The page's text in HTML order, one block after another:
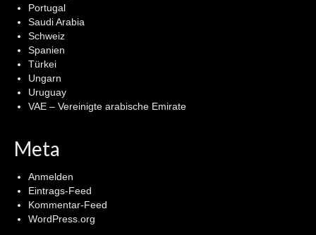
Portugal
Saudi Arabia
Schweiz
Spanien
Türkei
Ungarn
Uruguay
VAE – Vereinigte arabische Emirate
Meta
Anmelden
Eintrags-Feed
Kommentar-Feed
WordPress.org